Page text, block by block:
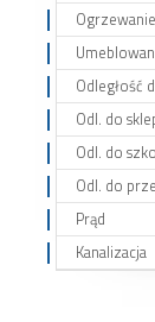
Ogrzewanie
Odległość
Odl. do
Odl. do
Odl. do
Prąd
Kanalizacja